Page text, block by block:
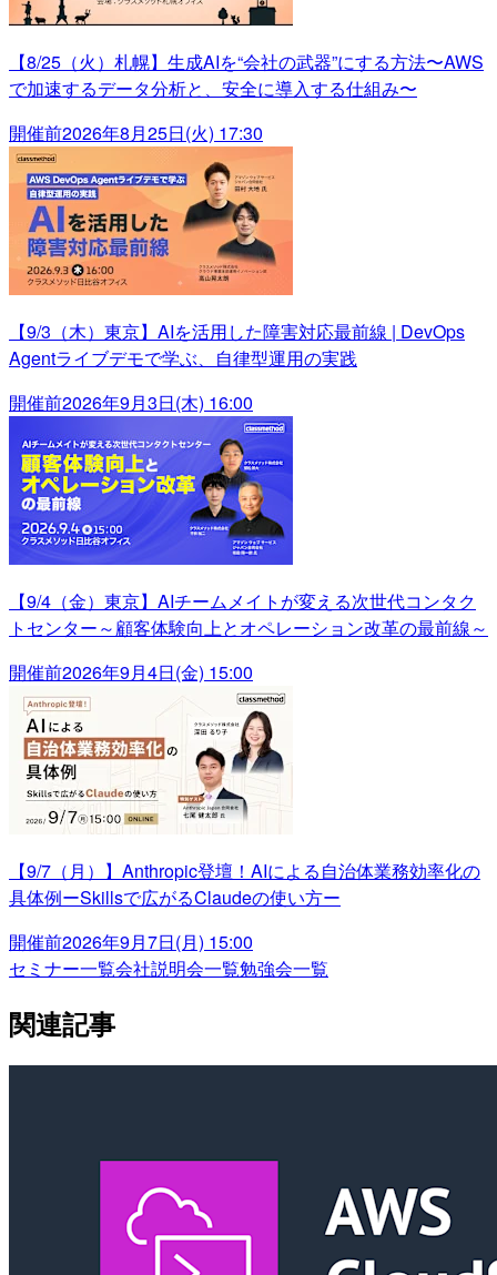
【8/25（火）札幌】生成AIを“会社の武器”にする方法〜AWS
で加速するデータ分析と、安全に導入する仕組み〜
開催前2026年8月25日(火) 17:30
【9/3（木）東京】AIを活用した障害対応最前線 | DevOps
Agentライブデモで学ぶ、自律型運用の実践
開催前2026年9月3日(木) 16:00
【9/4（金）東京】AIチームメイトが変える次世代コンタク
トセンター～顧客体験向上とオペレーション改革の最前線～
開催前2026年9月4日(金) 15:00
【9/7（月）】Anthropic登壇！AIによる自治体業務効率化の
具体例ーSkillsで広がるClaudeの使い方ー
開催前2026年9月7日(月) 15:00
セミナー一覧会社説明会一覧勉強会一覧
関連記事